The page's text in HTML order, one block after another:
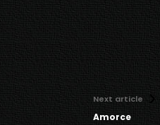
Next article
Amorce